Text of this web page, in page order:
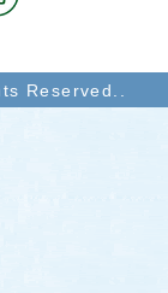
Reserved..